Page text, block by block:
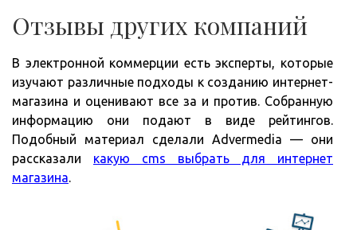
Отзывы других компаний
В электронной коммерции есть эксперты, которые
изучают различные подходы к созданию интернет-
магазина и оценивают все за и против. Собранную
информацию они подают в виде рейтингов.
Подобный материал сделали Advermedia — они
рассказали какую cms выбрать для интернет
магазина.